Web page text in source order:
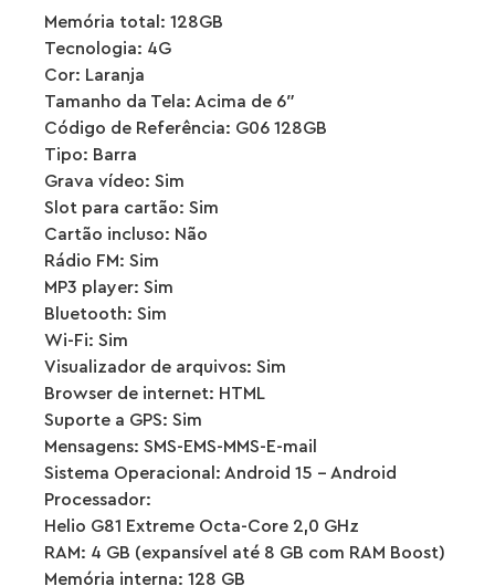
Memória total: 128GB
Tecnologia: 4G
Cor: Laranja
Tamanho da Tela: Acima de 6″
Código de Referência: G06 128GB
Tipo: Barra
Grava vídeo: Sim
Slot para cartão: Sim
Cartão incluso: Não
Rádio FM: Sim
MP3 player: Sim
Bluetooth: Sim
Wi-Fi: Sim
Visualizador de arquivos: Sim
Browser de internet: HTML
Suporte a GPS: Sim
Mensagens: SMS-EMS-MMS-E-mail
Sistema Operacional: Android 15 – Android
Processador:
Helio G81 Extreme Octa-Core 2,0 GHz
RAM: 4 GB (expansível até 8 GB com RAM Boost)
Memória interna: 128 GB